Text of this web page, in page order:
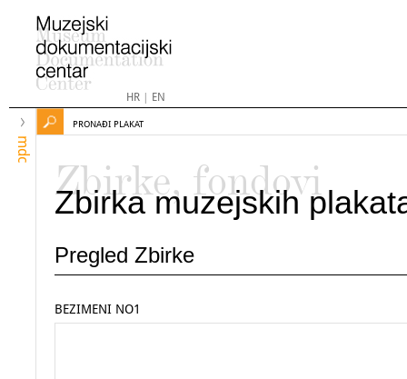
HR| EN
mdc
PRONAĐI PLAKAT
Zbirke, fondovi
Zbirka muzejskih
Pregled Zbirke
BEZIMENI NO1